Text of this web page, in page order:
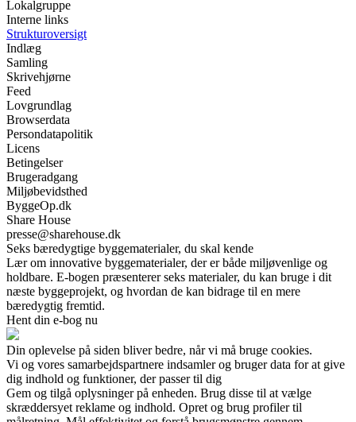
Lokalgruppe
Interne links
Strukturoversigt
Indlæg
Samling
Skrivehjørne
Feed
Lovgrundlag
Browserdata
Persondatapolitik
Licens
Betingelser
Brugeradgang
Miljøbevidsthed
ByggeOp.dk
Share House
presse@sharehouse.dk
Seks bæredygtige byggematerialer, du skal kende
Lær om innovative byggematerialer, der er både miljøvenlige og
holdbare. E-bogen præsenterer seks materialer, du kan bruge i dit
næste byggeprojekt, og hvordan de kan bidrage til en mere
bæredygtig fremtid.
Hent din e-bog nu
Din oplevelse på siden bliver bedre, når vi må bruge cookies.
Vi og vores samarbejdspartnere indsamler og bruger data for at give
dig indhold og funktioner, der passer til dig
Gem og tilgå oplysninger på enheden. Brug disse til at vælge
skræddersyet reklame og indhold. Opret og brug profiler til